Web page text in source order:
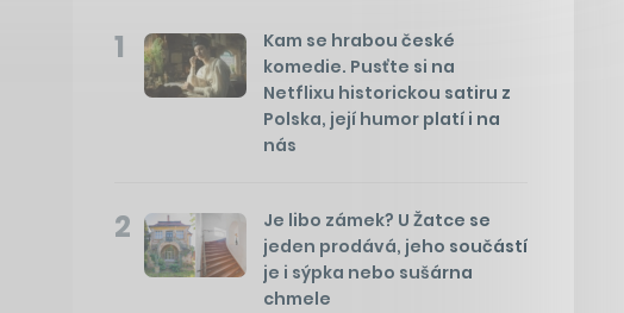
1
Kam se hrabou české
komedie. Pusťte si na
Netflixu historickou satiru z
Polska, její humor platí i na
nás
2
Je libo zámek? U Žatce se
jeden prodává, jeho součástí
je i sýpka nebo sušárna
chmele